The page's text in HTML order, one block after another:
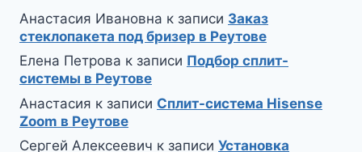
Анастасия Ивановна к записи Заказ
стеклопакета под бризер в Реутове
Елена Петрова к записи Подбор сплит-
системы в Реутове
Анастасия к записи Сплит-система Hisense
Zoom в Реутове
Сергей Алексеевич к записи Установка